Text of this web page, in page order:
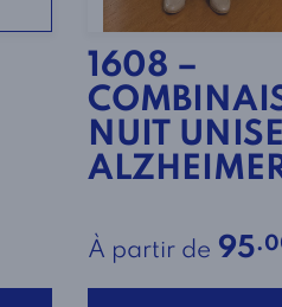
1608 –
NUIT
À partir de 95